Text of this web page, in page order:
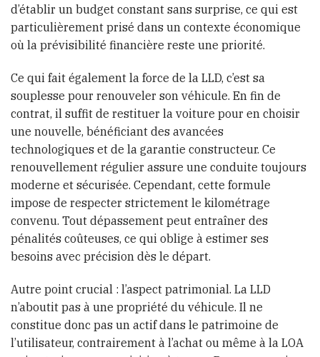
d’établir un budget constant sans surprise, ce qui est
particulièrement prisé dans un contexte économique
où la prévisibilité financière reste une priorité.
Ce qui fait également la force de la LLD, c’est sa
souplesse pour renouveler son véhicule. En fin de
contrat, il suffit de restituer la voiture pour en choisir
une nouvelle, bénéficiant des avancées
technologiques et de la garantie constructeur. Ce
renouvellement régulier assure une conduite toujours
moderne et sécurisée. Cependant, cette formule
impose de respecter strictement le kilométrage
convenu. Tout dépassement peut entraîner des
pénalités coûteuses, ce qui oblige à estimer ses
besoins avec précision dès le départ.
Autre point crucial : l’aspect patrimonial. La LLD
n’aboutit pas à une propriété du véhicule. Il ne
constitue donc pas un actif dans le patrimoine de
l’utilisateur, contrairement à l’achat ou même à la LOA